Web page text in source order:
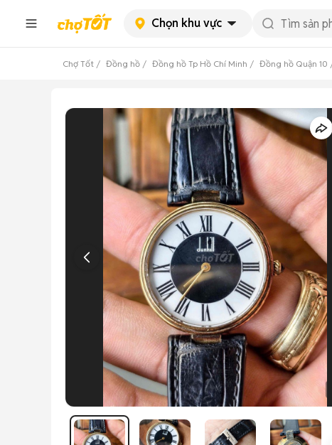
Chọn khu vực
Chợ Tốt Đồng hồ Đồng hồ Tp Hồ Chí Minh Đồng hồ Quận 10